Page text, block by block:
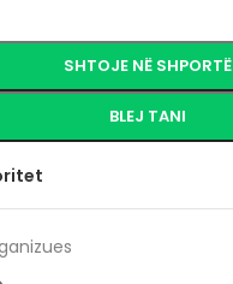
SHTOJE NË SHPORTË
BLEJ TANI